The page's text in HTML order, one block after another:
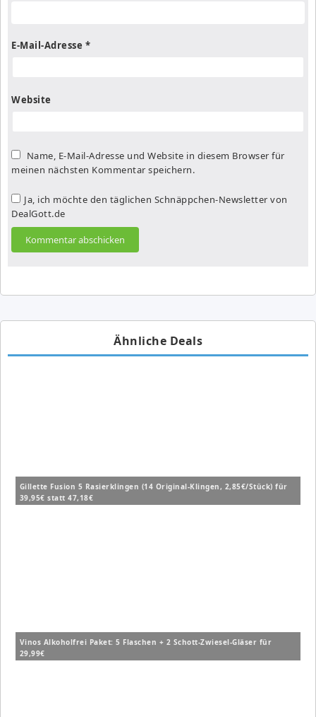
E-Mail-Adresse *
Website
Name, E-Mail-Adresse und Website in diesem Browser für
meinen nächsten Kommentar speichern.
Ja, ich möchte den täglichen Schnäppchen-Newsletter von
DealGott.de
Ähnliche Deals
Gillette Fusion 5 Rasierklingen (14 Original-Klingen, 2,85€/Stück) für
39,95€ statt 47,18€
Vinos Alkoholfrei Paket: 5 Flaschen + 2 Schott-Zwiesel-Gläser für
29,99€